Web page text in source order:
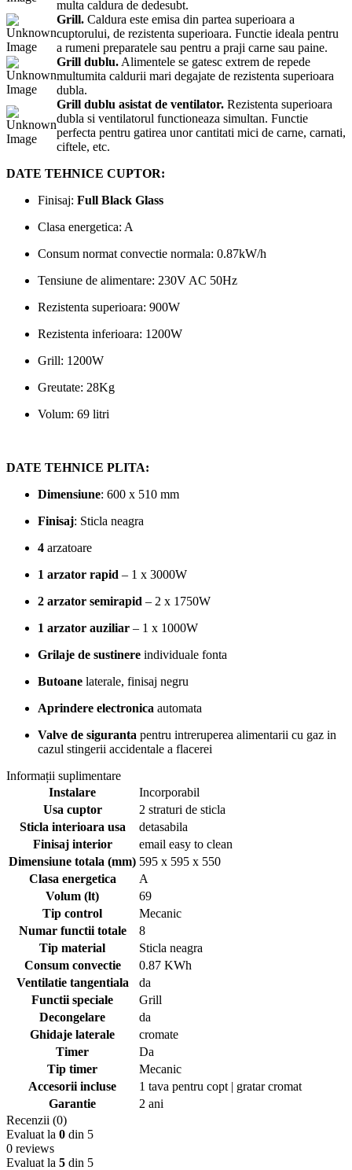
multa caldura de dedesubt.
Grill. Caldura este emisa din partea superioara a
cuptorului, de rezistenta superioara. Functie ideala pentru
a rumeni preparatele sau pentru a praji carne sau paine.
Grill dublu. Alimentele se gatesc extrem de repede
multumita caldurii mari degajate de rezistenta superioara
dubla.
Grill dublu asistat de ventilator. Rezistenta superioara
dubla si ventilatorul functioneaza simultan. Functie
perfecta pentru gatirea unor cantitati mici de carne, carnati,
ciftele, etc.
DATE TEHNICE CUPTOR:
Finisaj: Full Black Glass
Clasa energetica: A
Consum normat convectie normala: 0.87kW/h
Tensiune de alimentare: 230V AC 50Hz
Rezistenta superioara: 900W
Rezistenta inferioara: 1200W
Grill: 1200W
Greutate: 28Kg
Volum: 69 litri
DATE TEHNICE PLITA:
Dimensiune: 600 x 510 mm
Finisaj: Sticla neagra
4 arzatoare
1 arzator rapid – 1 x 3000W
2 arzator semirapid – 2 x 1750W
1 arzator auziliar – 1 x 1000W
Grilaje de sustinere individuale fonta
Butoane laterale, finisaj negru
Aprindere electronica automata
Valve de siguranta pentru intreruperea alimentarii cu gaz in
cazul stingerii accidentale a flacerei
Informații suplimentare
Instalare
Incorporabil
Usa cuptor
2 straturi de sticla
Sticla interioara usa
detasabila
Finisaj interior
email easy to clean
Dimensiune totala (mm) 595 x 595 x 550
Clasa energetica
A
Volum (lt)
69
Tip control
Mecanic
Numar functii totale
8
Tip material
Sticla neagra
Consum convectie
0.87 KWh
Ventilatie tangentiala
da
Functii speciale
Grill
Decongelare
da
Ghidaje laterale
cromate
Timer
Da
Tip timer
Mecanic
Accesorii incluse
1 tava pentru copt | gratar cromat
Garantie
2 ani
Recenzii (0)
Evaluat la 0 din 5
0 reviews
Evaluat la 5 din 5